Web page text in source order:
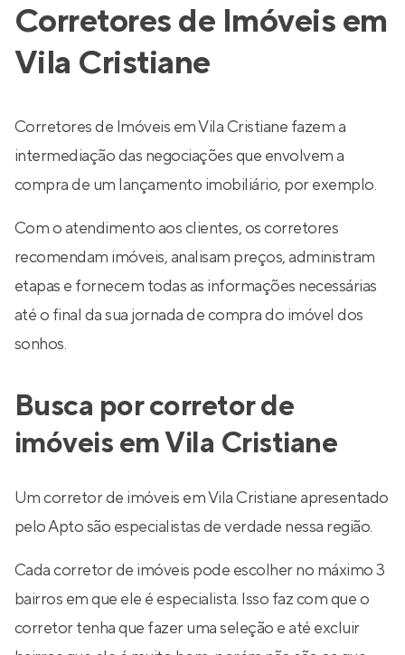
Corretores de Imóveis em
Vila Cristiane
Corretores de Imóveis em Vila Cristiane fazem a
intermediação das negociações que envolvem a
compra de um lançamento imobiliário, por exemplo.
Com o atendimento aos clientes, os corretores
recomendam imóveis, analisam preços, administram
etapas e fornecem todas as informações necessárias
até o final da sua jornada de compra do imóvel dos
sonhos.
Busca por corretor de
imóveis em Vila Cristiane
Um corretor de imóveis em Vila Cristiane apresentado
pelo Apto são especialistas de verdade nessa região.
Cada corretor de imóveis pode escolher no máximo 3
bairros em que ele é especialista. Isso faz com que o
corretor tenha que fazer uma seleção e até excluir